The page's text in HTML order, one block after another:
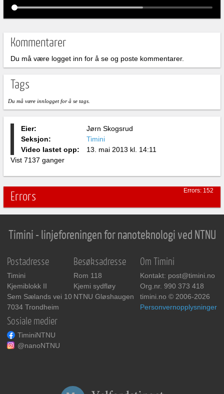
Kommentarer
Du må være logget inn for å se og poste kommentarer.
Tags
Du må være innlogget for å se tags.
Eier:
Jørn Skogsrud
Seksjon:
Timini
Video lastet opp:
13. mai 2013 kl. 14:11
Vist 7137 ganger
Errors: 152
Errors
Timini - linjeforeningen for nanoteknologi ved NTNU
Postadresse
Timini
Kjemiblokk II
Sem Sælands vei 10
7034 Trondheim
Besøksadresse
Rom 118
Kjemi sydfløy
NTNU Gløshaugen
Om Timini
Kontakt: post@timini.no
Org.nr. 990 373 418
timini.no © 2006-2026
Personvernopplysninger
Sosiale medier
TiminiNTNU
@nanoNTNU